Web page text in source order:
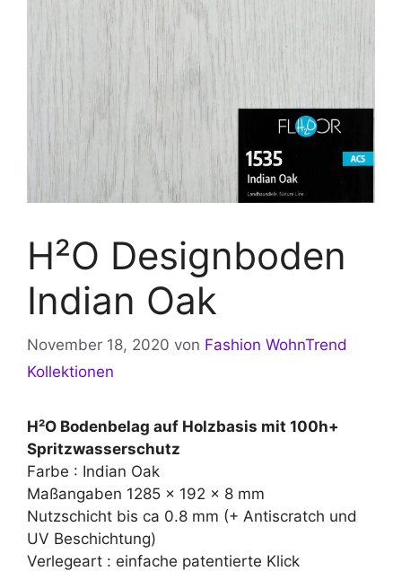
H²O Designboden
Indian Oak
November 18, 2020 von Fashion WohnTrend
Kollektionen
H²O Bodenbelag auf Holzbasis mit 100h+
Spritzwasserschutz
Farbe : Indian Oak
Maßangaben 1285 x 192 x 8 mm
Nutzschicht bis ca 0.8 mm (+ Antiscratch und
UV Beschichtung)
Verlegeart : einfache patentierte Klick